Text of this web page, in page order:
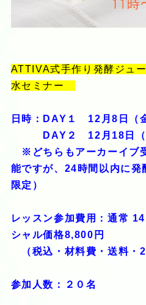
ATTIVA式手作り発酵ジ
水セミナー
日時：DAY１ 12月8日
DAY２ 12月18日（
※どちらもアーカーイブ
能ですが、24時間以内に発
限定）
レッスン参加費用：通常
シャル価格8,800円
（税込・材料費・送料・2
参加人数：２０名